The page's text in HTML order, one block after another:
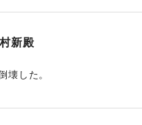
新殿
壊した。